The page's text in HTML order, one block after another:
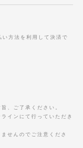
方法を利用して決済で
、ご了承ください。
インにて行っていただき
せんのでご注意くださ